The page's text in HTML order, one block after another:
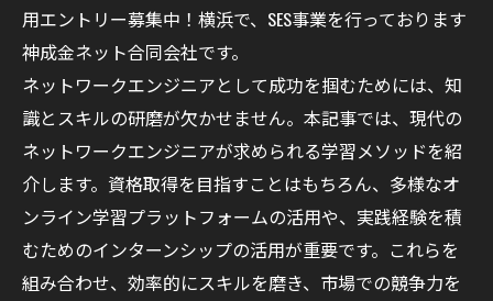
用エントリー募集中！横浜で、SES事業を行っております
神成金ネット合同会社です。
ネットワークエンジニアとして成功を掴むためには、知
識とスキルの研磨が欠かせません。本記事では、現代の
ネットワークエンジニアが求められる学習メソッドを紹
介します。資格取得を目指すことはもちろん、多様なオ
ンライン学習プラットフォームの活用や、実践経験を積
むためのインターンシップの活用が重要です。これらを
組み合わせ、効率的にスキルを磨き、市場での競争力を